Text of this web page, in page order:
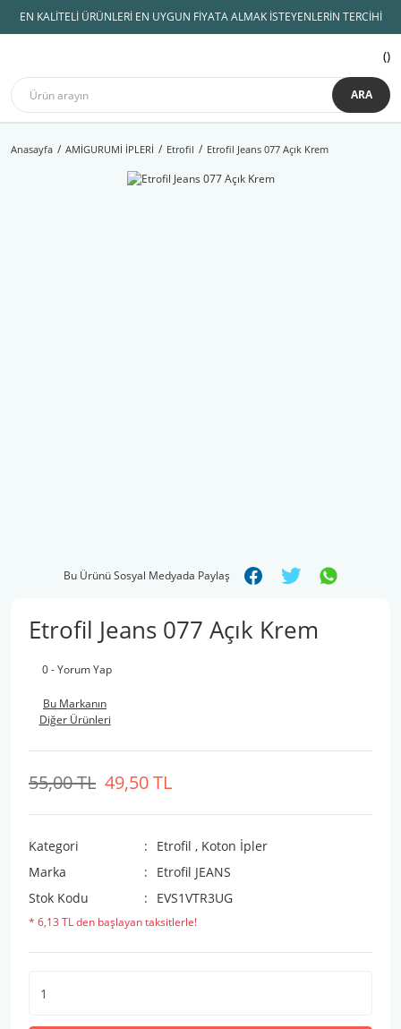
EN KALİTELİ ÜRÜNLERİ EN UYGUN FİYATA ALMAK İSTEYENLERİN TERCİHİ
ARA
Anasayfa AMİGURUMİ İPLERİ Etrofil Etrofil Jeans 077 Açık Krem
Bu Ürünü Sosyal Medyada Paylaş
Etrofil Jeans 077 Açık Krem
0 - Yorum Yap
Bu Markanın
Diğer Ürünleri
49,50 TL
55,00 TL
Kategori Etrofil , Koton İpler
Marka
Etrofil JEANS
Stok Kodu
EVS1VTR3UG
* 6,13 TL den başlayan taksitlerle!